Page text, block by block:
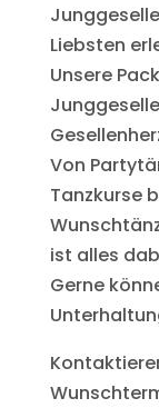
Liebsten
Unsere
Von
Tanzkurse
ist alles
Gerne